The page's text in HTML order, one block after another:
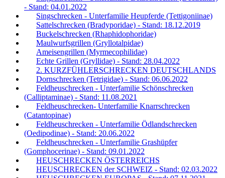
- Stand: 04.01.2022
Singschrecken - Unterfamilie Heupferde (Tettigoniinae)
Sattelschrecken (Bradyporidae) - Stand: 18.12.2019
Buckelschrecken (Rhaphidophoridae)
Maulwurfsgrillen (Gryllotalpidae)
Ameisengrillen (Myrmecophilidae)
Echte Grillen (Gryllidae) - Stand: 28.04.2022
2. KURZFÜHLERSCHRECKEN DEUTSCHLANDS
Dornschrecken (Tetrigidae) - Stand: 06.06.2022
Feldheuschrecken - Unterfamilie Schönschrecken
(Calliptaminae) - Stand: 11.08.2021
Feldheuschrecken- Unterfamilie Knarrschrecken
(Catantopinae)
Feldheuschrecken - Unterfamilie Ödlandschrecken
(Oedipodinae) - Stand: 20.06.2022
Feldheuschrecken - Unterfamilie Grashüpfer
(Gomphocerinae) - Stand: 09.01.2022
HEUSCHRECKEN ÖSTERREICHS
HEUSCHRECKEN der SCHWEIZ - Stand: 02.03.2022